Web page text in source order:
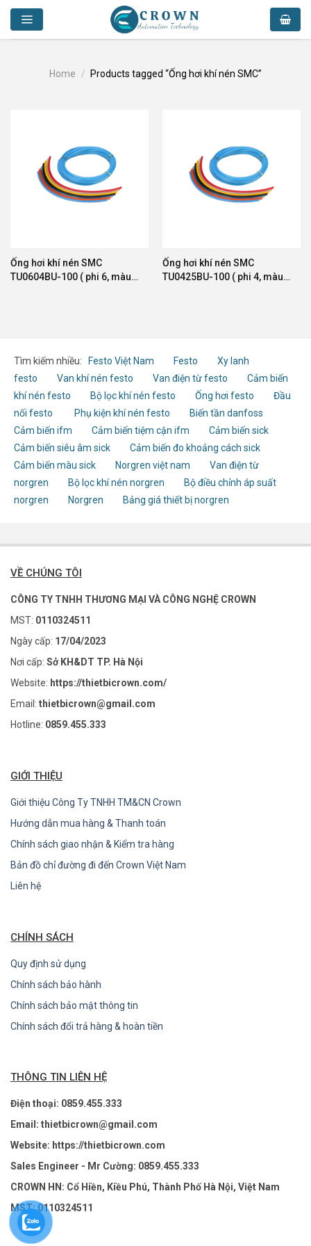
Skip
content
Home / Products tagged “Ống hơi khí nén SMC”
Ống hơi khí nén SMC
TU0604BU-100 ( phi 6, màu
Ống hơi khí nén SMC
TU0425BU-100 ( phi 4, màu
Tìm kiếm nhiều: Festo Việt Nam Festo
Xy lanh
festo
Van khí nén festo Van điện từ festo
Cảm biến
khí nén festo
Bộ lọc khí nén festo Ống hơi festo
Đầu
nối festo
Phụ kiện khí nén festo
Biến tần danfoss
Cảm biến ifm
Cảm biến tiệm cận ifm
Cảm biến sick
Cảm biến siêu âm sick
Cảm biến đo khoảng cách sick
Cảm biến màu sick
Norgren việt nam
Van điện từ
norgren
Bộ lọc khí nén norgren
Bộ điều chỉnh áp suất
norgren
Norgren Bảng giá thiết bị norgren
VỀ CHÚNG TÔI
CÔNG TY TNHH THƯƠNG MẠI VÀ CÔNG NGHỆ CROWN
MST: 0110324511
Ngày cấp: 17/04/2023
Nơi cấp: Sở KH&DT TP. Hà Nội
Website: https://thietbicrown.com/
Email: thietbicrown@gmail.com
Hotline: 0859.455.333
GIỚI THIỆU
Giới thiệu Công Ty TNHH TM&CN Crown
Hướng dẫn mua hàng & Thanh toán
Chính sách giao nhận & Kiểm tra hàng
Bản đồ chỉ đường đi đến Crown Việt Nam
Liên hệ
CHÍNH SÁCH
Quy định sử dụng
Chính sách bảo hành
Chính sách bảo mật thông tin
Chính sách đổi trả hàng & hoàn tiền
THÔNG TIN LIÊN HỆ
Điện thoại: 0859.455.333
Email: thietbicrown@gmail.com
Website: https://thietbicrown.com
Sales Engineer - Mr Cường: 0859.455.333
CROWN HN: Cổ Hiền, Kiều Phú, Thành Phố Hà Nội, Việt Nam
MST: 0110324511